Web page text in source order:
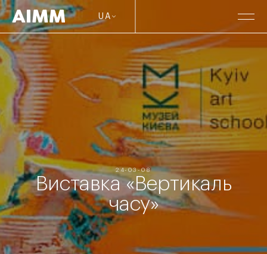
UA
24-03-08
Виставка «Вертикаль
часу»